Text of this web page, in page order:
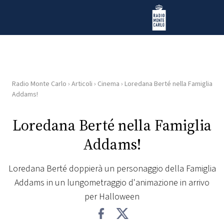
Radio Monte Carlo
HOME
RADIO
PLAYLIST
Radio Monte Carlo › Articoli › Cinema › Loredana Berté nella Famiglia
Addams!
Loredana Berté nella Famiglia
Addams!
Loredana Berté doppierà un personaggio della Famiglia
Addams in un lungometraggio d'animazione in arrivo
per Halloween